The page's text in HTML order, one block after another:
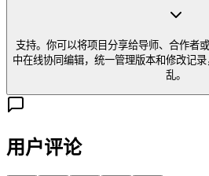
支持。你可以将项目分享给导师、合作者
中在线协同编辑，统一管理版本和修改记
乱。
用户评论